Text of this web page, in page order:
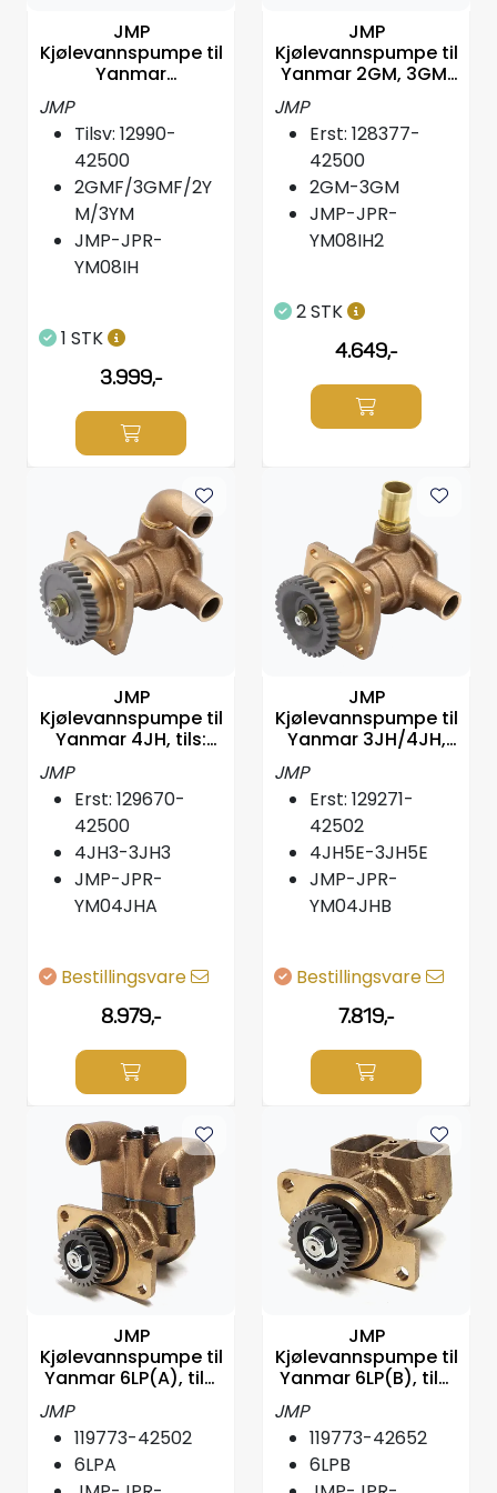
JMP
Kjølevannspumpe til
Yanmar
2GMF/3GMF/2YM/3
YM,12990-42500
JMP
Tilsv: 12990-
42500
2GMF/3GMF/2Y
M/3YM
JMP-JPR-
YM08IH
1 STK
3.999,-
JMP
Kjølevannspumpe til
Yanmar 2GM, 3GM,
tils: 128377-42500
JMP
Erst: 128377-
42500
2GM-3GM
JMP-JPR-
YM08IH2
2 STK
4.649,-
JMP
Kjølevannspumpe til
Yanmar 4JH, tils:
129670-42513 mfl
JMP
Erst: 129670-
42500
4JH3-3JH3
JMP-JPR-
YM04JHA
Bestillingsvare
8.979,-
JMP
Kjølevannspumpe til
Yanmar 3JH/4JH,
tilsv: 129271-42502
JMP
Erst: 129271-
42502
4JH5E-3JH5E
JMP-JPR-
YM04JHB
Bestillingsvare
7.819,-
JMP
Kjølevannspumpe til
Yanmar 6LP(A), tils:
119773-42502mfl
JMP
119773-42502
6LPA
JMP
Kjølevannspumpe til
Yanmar 6LP(B), tils:
119773-42652mfl
JMP
119773-42652
6LPB
Styring/kontroll
Outlet
Motordelsvelger/SONAR
Anoder
Brannslukkere
Hydraulisk styring
Motordeler
Servicesett
Outlet